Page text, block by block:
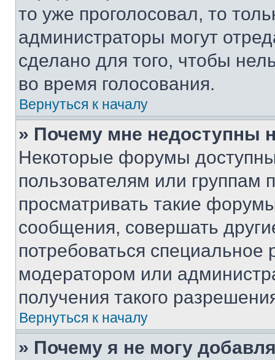
то уже проголосовал, то
администраторы могут
сделано для того, чтобы
во время голосования.
Вернуться к началу
» Почему мне недоступны
Некоторые форумы
пользователям или группам
просматривать такие
сообщения, совершать
потребоваться
модератором или
получения такого
Вернуться к началу
» Почему я не могу